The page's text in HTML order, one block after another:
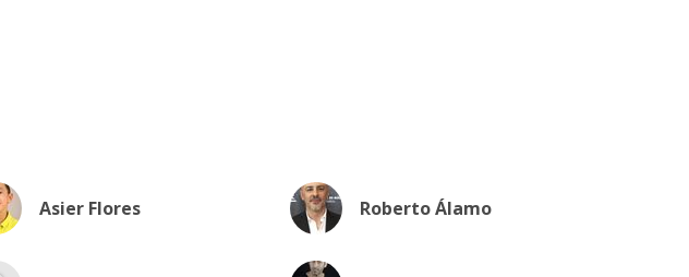
Asier Flores Roberto Álamo